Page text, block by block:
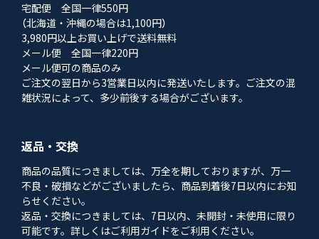
宅配便 全国一律550円
（北海道・沖縄の場合は1,100円）
3,980円以上お買い上げで送料無料
メール便 全国一律220円
メール便可の商品のみ
ご注文の翌日から3営業日以内に発送いたします。ご注文の混
雑状況によって、多少前後する場合がございます。
返品・交換
商品の品質につきましては、万全を期しておりますが、万一
不良・破損などがございましたら、商品到着後7日以内にお知
らせください。
返品・交換につきましては、7日以内、未開封・未使用に限り
可能です。詳しくはご利用ガイドをご利用ください。